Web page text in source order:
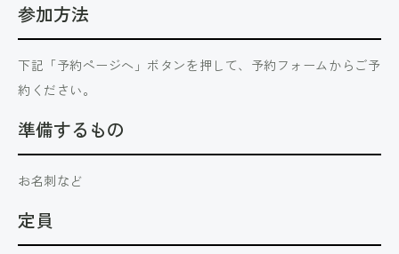
参加方法
下記「予約ページへ」ボタンを押して、予約フォームからご予
約ください。
準備するもの
お名刺など
定員